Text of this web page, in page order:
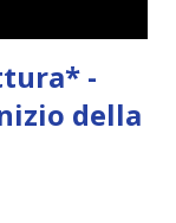
-
della